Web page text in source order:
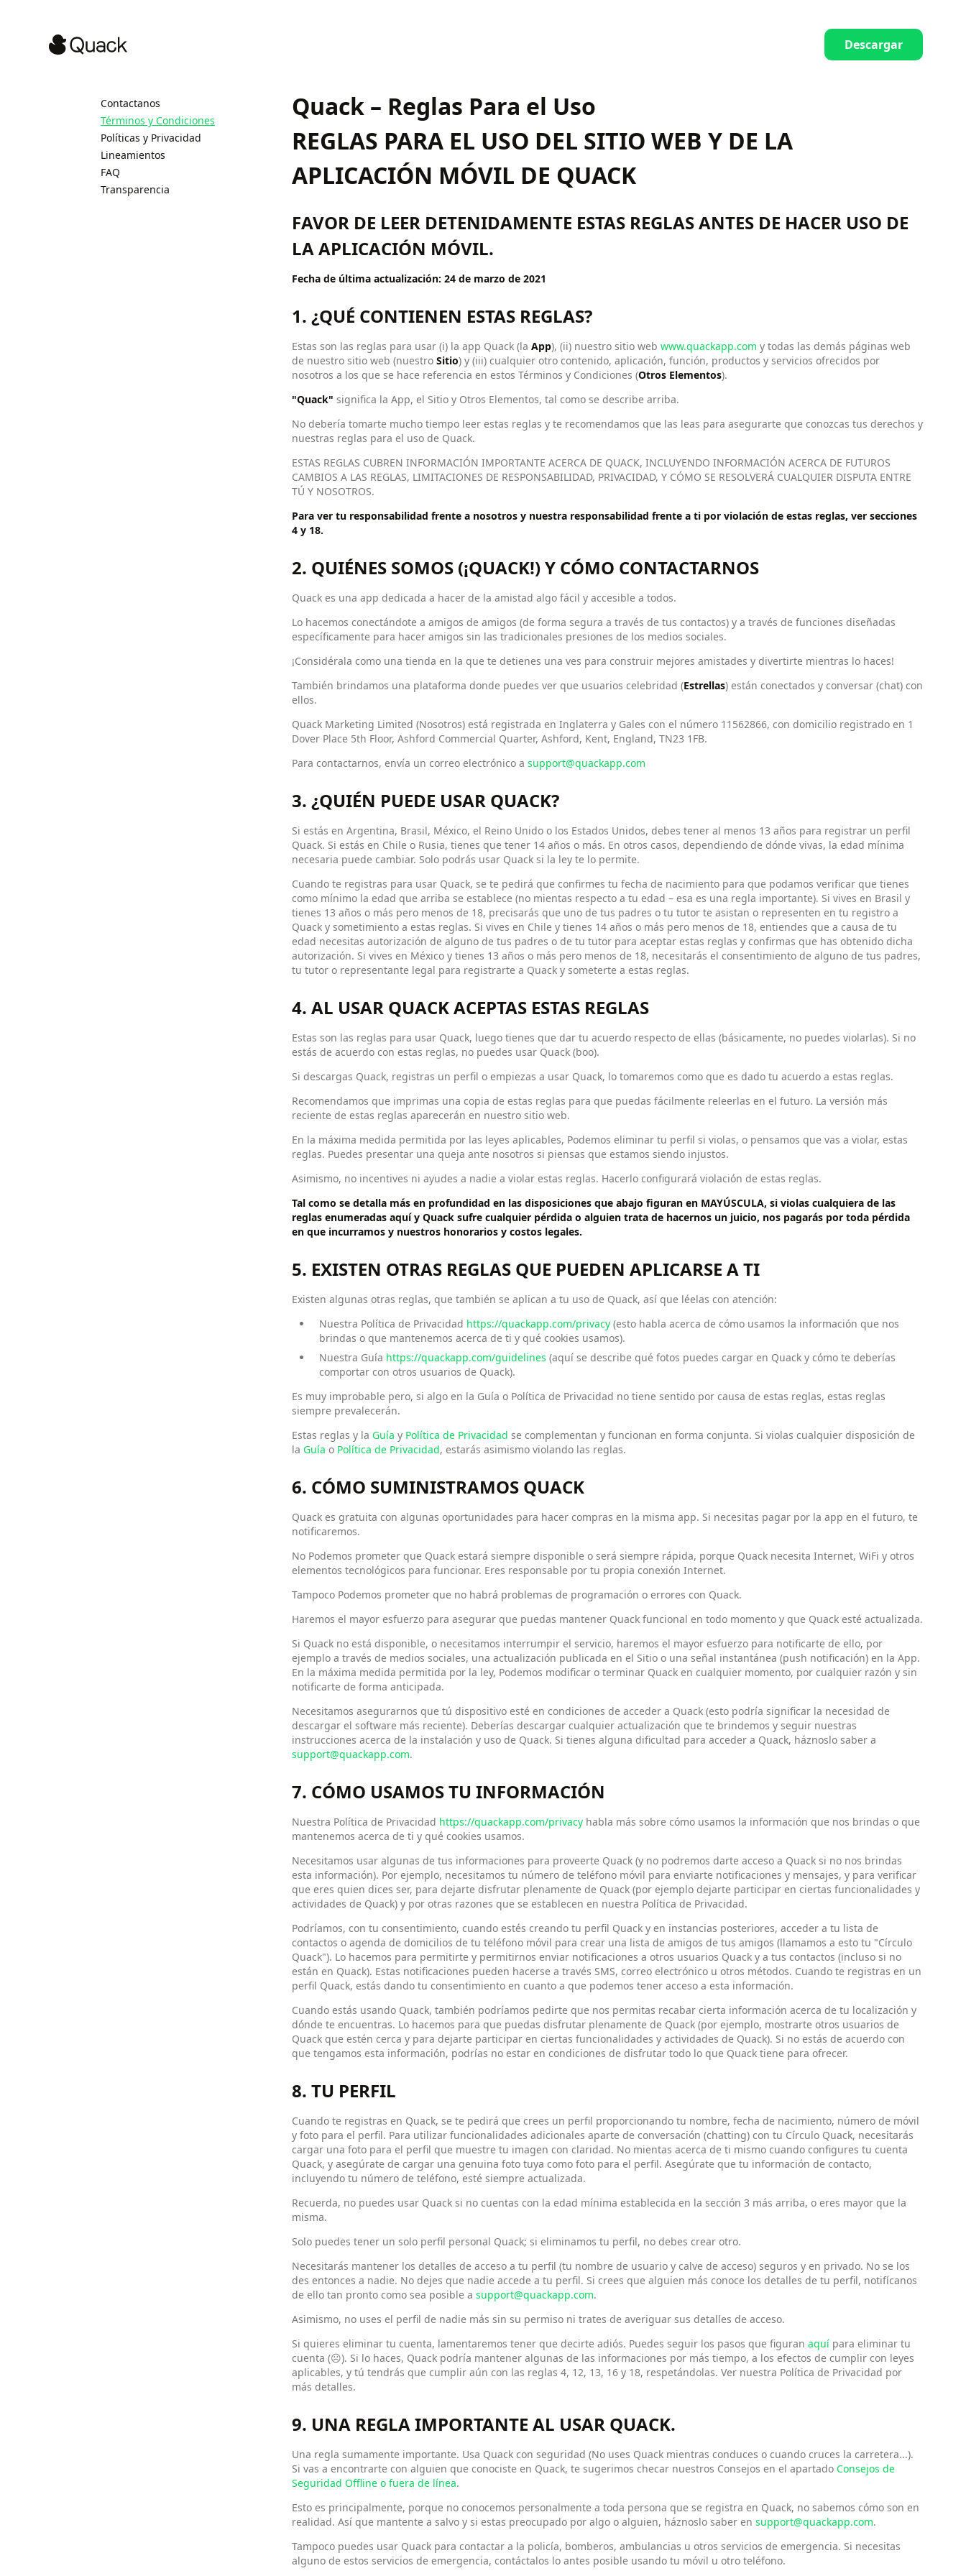
Descargar
Contactanos
Términos y Condiciones
Políticas y Privacidad
Lineamientos
FAQ
Transparencia
Quack – Reglas Para el Uso
REGLAS PARA EL USO DEL SITIO WEB Y DE LA
APLICACIÓN MÓVIL DE QUACK
FAVOR DE LEER DETENIDAMENTE ESTAS REGLAS ANTES DE HACER USO DE
LA APLICACIÓN MÓVIL.
Fecha de última actualización: 24 de marzo de 2021
1. ¿QUÉ CONTIENEN ESTAS REGLAS?
Estas son las reglas para usar (i) la app Quack (la App), (ii) nuestro sitio web www.quackapp.com y todas las demás páginas web
de nuestro sitio web (nuestro Sitio) y (iii) cualquier otro contenido, aplicación, función, productos y servicios ofrecidos por
nosotros a los que se hace referencia en estos Términos y Condiciones (Otros Elementos).
"Quack" significa la App, el Sitio y Otros Elementos, tal como se describe arriba.
No debería tomarte mucho tiempo leer estas reglas y te recomendamos que las leas para asegurarte que conozcas tus derechos y
nuestras reglas para el uso de Quack.
ESTAS REGLAS CUBREN INFORMACIÓN IMPORTANTE ACERCA DE QUACK, INCLUYENDO INFORMACIÓN ACERCA DE FUTUROS
CAMBIOS A LAS REGLAS, LIMITACIONES DE RESPONSABILIDAD, PRIVACIDAD, Y CÓMO SE RESOLVERÁ CUALQUIER DISPUTA ENTRE
TÚ Y NOSOTROS.
Para ver tu responsabilidad frente a nosotros y nuestra responsabilidad frente a ti por violación de estas reglas, ver secciones
4 y 18.
2. QUIÉNES SOMOS (¡QUACK!) Y CÓMO CONTACTARNOS
Quack es una app dedicada a hacer de la amistad algo fácil y accesible a todos.
Lo hacemos conectándote a amigos de amigos (de forma segura a través de tus contactos) y a través de funciones diseñadas
específicamente para hacer amigos sin las tradicionales presiones de los medios sociales.
¡Considérala como una tienda en la que te detienes una ves para construir mejores amistades y divertirte mientras lo haces!
También brindamos una plataforma donde puedes ver que usuarios celebridad (Estrellas) están conectados y conversar (chat) con
ellos.
Quack Marketing Limited (Nosotros) está registrada en Inglaterra y Gales con el número 11562866, con domicilio registrado en 1
Dover Place 5th Floor, Ashford Commercial Quarter, Ashford, Kent, England, TN23 1FB.
Para contactarnos, envía un correo electrónico a support@quackapp.com
3. ¿QUIÉN PUEDE USAR QUACK?
Si estás en Argentina, Brasil, México, el Reino Unido o los Estados Unidos, debes tener al menos 13 años para registrar un perfil
Quack. Si estás en Chile o Rusia, tienes que tener 14 años o más. En otros casos, dependiendo de dónde vivas, la edad mínima
necesaria puede cambiar. Solo podrás usar Quack si la ley te lo permite.
Cuando te registras para usar Quack, se te pedirá que confirmes tu fecha de nacimiento para que podamos verificar que tienes
como mínimo la edad que arriba se establece (no mientas respecto a tu edad – esa es una regla importante). Si vives en Brasil y
tienes 13 años o más pero menos de 18, precisarás que uno de tus padres o tu tutor te asistan o representen en tu registro a
Quack y sometimiento a estas reglas. Si vives en Chile y tienes 14 años o más pero menos de 18, entiendes que a causa de tu
edad necesitas autorización de alguno de tus padres o de tu tutor para aceptar estas reglas y confirmas que has obtenido dicha
autorización. Si vives en México y tienes 13 años o más pero menos de 18, necesitarás el consentimiento de alguno de tus padres,
tu tutor o representante legal para registrarte a Quack y someterte a estas reglas.
4. AL USAR QUACK ACEPTAS ESTAS REGLAS
Estas son las reglas para usar Quack, luego tienes que dar tu acuerdo respecto de ellas (básicamente, no puedes violarlas). Si no
estás de acuerdo con estas reglas, no puedes usar Quack (boo).
Si descargas Quack, registras un perfil o empiezas a usar Quack, lo tomaremos como que es dado tu acuerdo a estas reglas.
Recomendamos que imprimas una copia de estas reglas para que puedas fácilmente releerlas en el futuro. La versión más
reciente de estas reglas aparecerán en nuestro sitio web.
En la máxima medida permitida por las leyes aplicables, Podemos eliminar tu perfil si violas, o pensamos que vas a violar, estas
reglas. Puedes presentar una queja ante nosotros si piensas que estamos siendo injustos.
Asimismo, no incentives ni ayudes a nadie a violar estas reglas. Hacerlo configurará violación de estas reglas.
Tal como se detalla más en profundidad en las disposiciones que abajo figuran en MAYÚSCULA, si violas cualquiera de las
reglas enumeradas aquí y Quack sufre cualquier pérdida o alguien trata de hacernos un juicio, nos pagarás por toda pérdida
en que incurramos y nuestros honorarios y costos legales.
5. EXISTEN OTRAS REGLAS QUE PUEDEN APLICARSE A TI
Existen algunas otras reglas, que también se aplican a tu uso de Quack, así que léelas con atención:
Nuestra Política de Privacidad https://quackapp.com/privacy (esto habla acerca de cómo usamos la información que nos
brindas o que mantenemos acerca de ti y qué cookies usamos).
Nuestra Guía https://quackapp.com/guidelines (aquí se describe qué fotos puedes cargar en Quack y cómo te deberías
comportar con otros usuarios de Quack).
Es muy improbable pero, si algo en la Guía o Política de Privacidad no tiene sentido por causa de estas reglas, estas reglas
siempre prevalecerán.
Estas reglas y la Guía y Política de Privacidad se complementan y funcionan en forma conjunta. Si violas cualquier disposición de
la Guía o Política de Privacidad, estarás asimismo violando las reglas.
6. CÓMO SUMINISTRAMOS QUACK
Quack es gratuita con algunas oportunidades para hacer compras en la misma app. Si necesitas pagar por la app en el futuro, te
notificaremos.
No Podemos prometer que Quack estará siempre disponible o será siempre rápida, porque Quack necesita Internet, WiFi y otros
elementos tecnológicos para funcionar. Eres responsable por tu propia conexión Internet.
Tampoco Podemos prometer que no habrá problemas de programación o errores con Quack.
Haremos el mayor esfuerzo para asegurar que puedas mantener Quack funcional en todo momento y que Quack esté actualizada.
Si Quack no está disponible, o necesitamos interrumpir el servicio, haremos el mayor esfuerzo para notificarte de ello, por
ejemplo a través de medios sociales, una actualización publicada en el Sitio o una señal instantánea (push notificación) en la App.
En la máxima medida permitida por la ley, Podemos modificar o terminar Quack en cualquier momento, por cualquier razón y sin
notificarte de forma anticipada.
Necesitamos asegurarnos que tú dispositivo esté en condiciones de acceder a Quack (esto podría significar la necesidad de
descargar el software más reciente). Deberías descargar cualquier actualización que te brindemos y seguir nuestras
instrucciones acerca de la instalación y uso de Quack. Si tienes alguna dificultad para acceder a Quack, háznoslo saber a
support@quackapp.com.
7. CÓMO USAMOS TU INFORMACIÓN
Nuestra Política de Privacidad https://quackapp.com/privacy habla más sobre cómo usamos la información que nos brindas o que
mantenemos acerca de ti y qué cookies usamos.
Necesitamos usar algunas de tus informaciones para proveerte Quack (y no podremos darte acceso a Quack si no nos brindas
esta información). Por ejemplo, necesitamos tu número de teléfono móvil para enviarte notificaciones y mensajes, y para verificar
que eres quien dices ser, para dejarte disfrutar plenamente de Quack (por ejemplo dejarte participar en ciertas funcionalidades y
actividades de Quack) y por otras razones que se establecen en nuestra Política de Privacidad.
Podríamos, con tu consentimiento, cuando estés creando tu perfil Quack y en instancias posteriores, acceder a tu lista de
contactos o agenda de domicilios de tu teléfono móvil para crear una lista de amigos de tus amigos (llamamos a esto tu "Círculo
Quack"). Lo hacemos para permitirte y permitirnos enviar notificaciones a otros usuarios Quack y a tus contactos (incluso si no
están en Quack). Estas notificaciones pueden hacerse a través SMS, correo electrónico u otros métodos. Cuando te registras en un
perfil Quack, estás dando tu consentimiento en cuanto a que podemos tener acceso a esta información.
Cuando estás usando Quack, también podríamos pedirte que nos permitas recabar cierta información acerca de tu localización y
dónde te encuentras. Lo hacemos para que puedas disfrutar plenamente de Quack (por ejemplo, mostrarte otros usuarios de
Quack que estén cerca y para dejarte participar en ciertas funcionalidades y actividades de Quack). Si no estás de acuerdo con
que tengamos esta información, podrías no estar en condiciones de disfrutar todo lo que Quack tiene para ofrecer.
8. TU PERFIL
Cuando te registras en Quack, se te pedirá que crees un perfil proporcionando tu nombre, fecha de nacimiento, número de móvil
y foto para el perfil. Para utilizar funcionalidades adicionales aparte de conversación (chatting) con tu Círculo Quack, necesitarás
cargar una foto para el perfil que muestre tu imagen con claridad. No mientas acerca de ti mismo cuando configures tu cuenta
Quack, y asegúrate de cargar una genuina foto tuya como foto para el perfil. Asegúrate que tu información de contacto,
incluyendo tu número de teléfono, esté siempre actualizada.
Recuerda, no puedes usar Quack si no cuentas con la edad mínima establecida en la sección 3 más arriba, o eres mayor que la
misma.
Solo puedes tener un solo perfil personal Quack; si eliminamos tu perfil, no debes crear otro.
Necesitarás mantener los detalles de acceso a tu perfil (tu nombre de usuario y calve de acceso) seguros y en privado. No se los
des entonces a nadie. No dejes que nadie accede a tu perfil. Si crees que alguien más conoce los detalles de tu perfil, notifícanos
de ello tan pronto como sea posible a support@quackapp.com.
Asimismo, no uses el perfil de nadie más sin su permiso ni trates de averiguar sus detalles de acceso.
Si quieres eliminar tu cuenta, lamentaremos tener que decirte adiós. Puedes seguir los pasos que figuran aquí para eliminar tu
cuenta (☹). Si lo haces, Quack podría mantener algunas de las informaciones por más tiempo, a los efectos de cumplir con leyes
aplicables, y tú tendrás que cumplir aún con las reglas 4, 12, 13, 16 y 18, respetándolas. Ver nuestra Política de Privacidad por
más detalles.
9. UNA REGLA IMPORTANTE AL USAR QUACK.
Una regla sumamente importante. Usa Quack con seguridad (No uses Quack mientras conduces o cuando cruces la carretera...).
Si vas a encontrarte con alguien que conociste en Quack, te sugerimos checar nuestros Consejos en el apartado Consejos de
Seguridad Offline o fuera de línea.
Esto es principalmente, porque no conocemos personalmente a toda persona que se registra en Quack, no sabemos cómo son en
realidad. Así que mantente a salvo y si estas preocupado por algo o alguien, háznoslo saber en support@quackapp.com.
Tampoco puedes usar Quack para contactar a la policía, bomberos, ambulancias u otros servicios de emergencia. Si necesitas
alguno de estos servicios de emergencia, contáctalos lo antes posible usando tu móvil u otro teléfono.